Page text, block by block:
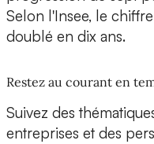
Selon l'Insee, le
doublé en dix ans.
Restez au courant en
Suivez des
entreprises et des